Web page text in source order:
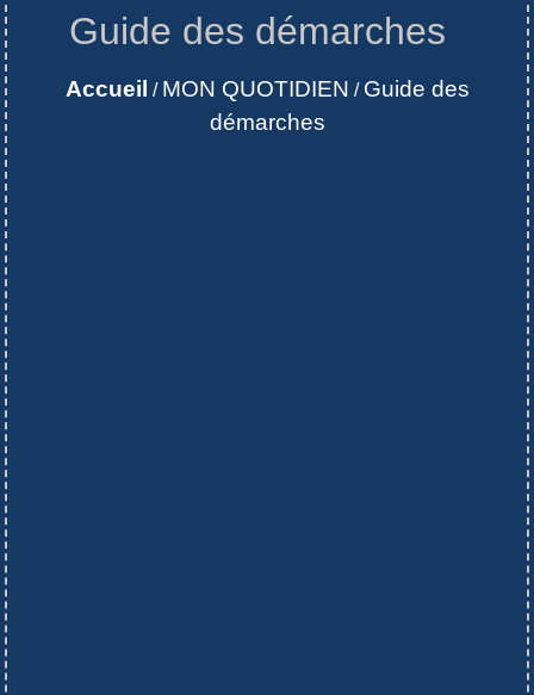
Guide des démarches
Accueil / MON QUOTIDIEN / Guide des
démarches